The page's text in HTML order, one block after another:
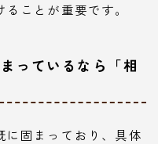
ことが重要です。
っているなら「相
に固まっており、具体